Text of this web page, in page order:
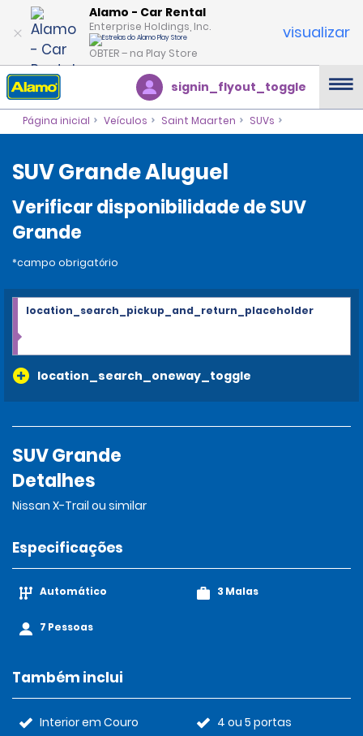
Alamo - Car Rental
Enterprise Holdings, Inc.
OBTER – na Play Store
visualizar
signin_flyout_toggle
Página inicial Veículos Saint Maarten SUVs
SUV Grande Aluguel
Verificar disponibilidade de SUV
Grande
*campo obrigatório
location_search_oneway_toggle
location_search_pickup_and_return_placeholder
SUV Grande
Detalhes
Nissan X-Trail ou similar
Especificações
Automático
7 Pessoas
3 Malas
Também inclui
Interior em Couro
4 ou 5 portas